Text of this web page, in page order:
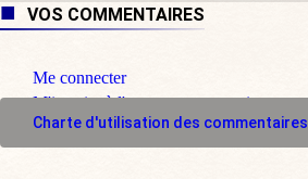
VOS COMMENTAIRES
Me connecter
M'inscrire à l'espace commentaire
Charte d'utilisation des commentaires